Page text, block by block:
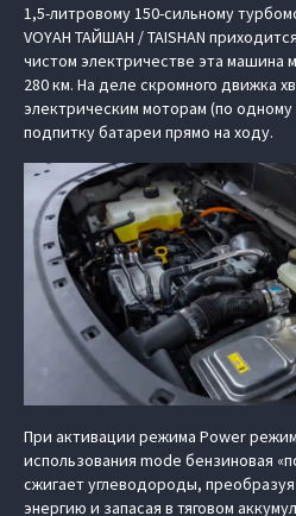
1,5-литровому 150-сильному
VOYAH ТАЙШАН / TAISHAN
чистом электричестве эта машина
280 км. На деле скромного движка
электрическим моторам (по
подпитку батареи прямо на ходу.
При активации режима Power
использования mode бензиновая
сжигает углеводороды,
энергию и запасая в тяговом